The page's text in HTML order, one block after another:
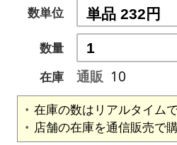
数単位
数量
在庫
通販 10
在庫の数はリアルタイム
店舗の在庫を通信販売で